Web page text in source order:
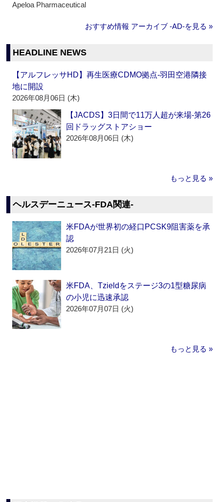
Apeloa Pharmaceutical
おすすめ情報 アーカイブ ‐AD‐を見る »
HEADLINE NEWS
【アルフレッサHD】再生医療CDMO拠点‐羽田空港隣接
地に開設
2026年08月06日 (木)
【JACDS】3日間で11万人超が来場‐第26
回ドラッグストアショー
2026年08月06日 (木)
もっと見る »
ヘルスデーニュース‐FDA関連‐
米FDAが世界初の経口PCSK9阻害薬を承
認
2026年07月21日 (火)
米FDA、Tzieldをステージ3の1型糖尿病
の小児に迅速承認
2026年07月07日 (火)
もっと見る »